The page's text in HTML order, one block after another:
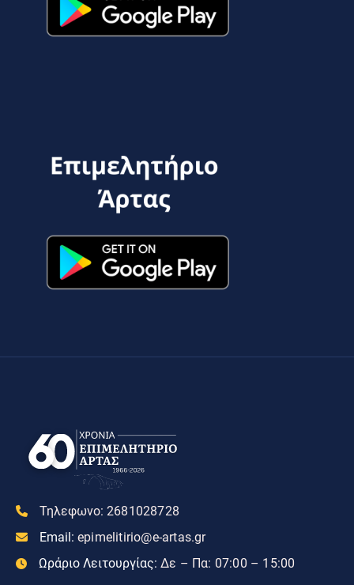
Τηλεφωνο: 2681028728
Email: epimelitirio@e-artas.gr
Ωράριο Λειτουργίας: Δε – Πα: 07:00 – 15:00